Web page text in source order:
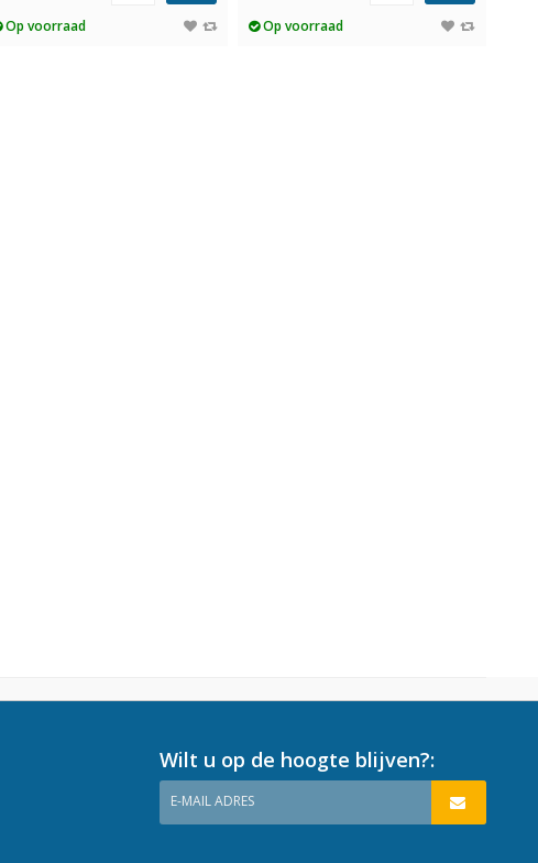
Op voorraad Op voorraad
Wilt u op de hoogte blijven?:
E-MAIL ADRES